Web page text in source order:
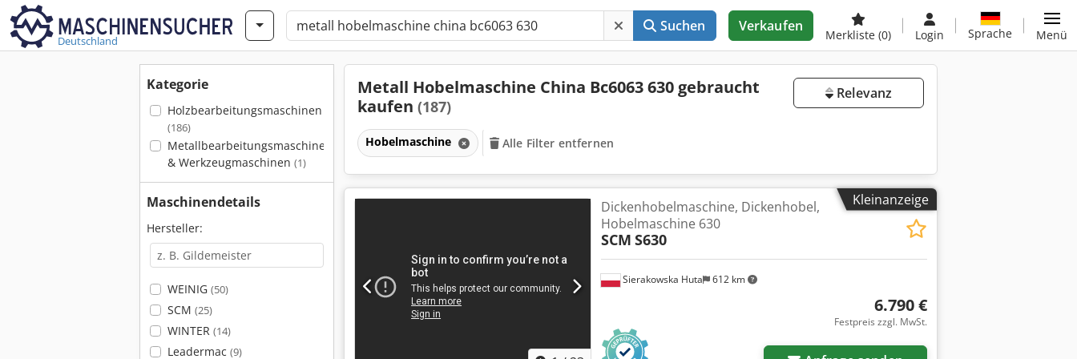
Deutschland
Suchen Verkaufen
Merkliste (0) Login Sprache Menü
Kategorie
Holzbearbeitungsmaschinen
(186)
Metallbearbeitungsmaschinen
& Werkzeugmaschinen (1)
Maschinendetails
Hersteller:
WEINIG (50)
SCM (25)
WINTER (14)
Leadermac (9)
Metall Hobelmaschine China Bc6063 630 gebraucht
kaufen (187)
Relevanz
Hobelmaschine Alle Filter entfernen
Kleinanzeige
Sierakowska Huta 612 km
Dickenhobelmaschine, Dickenhobel,
Hobelmaschine 630
SCM S630
6.790 €
Festpreis zzgl. MwSt.